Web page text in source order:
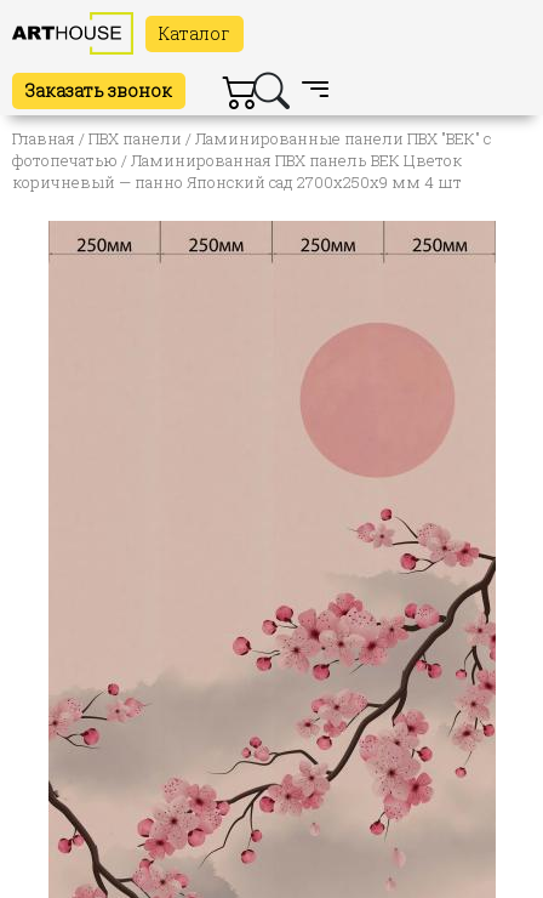
Каталог
Заказать звонок
Главная /ПВХ панели /Ламинированные панели ПВХ "ВЕК" с
фотопечатью / Ламинированная ПВХ панель ВЕК Цветок
коричневый — панно Японский сад 2700х250х9 мм 4 шт